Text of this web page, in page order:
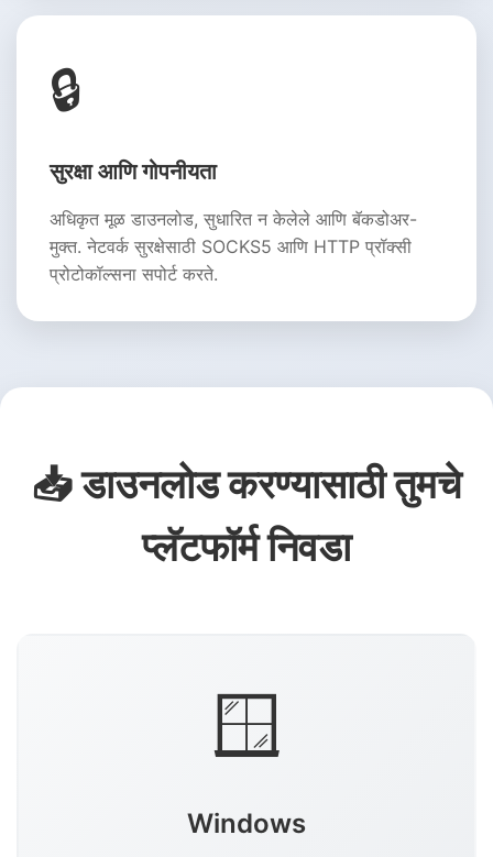
🔒
सुरक्षा आणि गोपनीयता
अधिकृत मूळ डाउनलोड, सुधारित न केलेले आणि बॅकडोअर-
मुक्त. नेटवर्क सुरक्षेसाठी SOCKS5 आणि HTTP प्रॉक्सी
प्रोटोकॉल्सना सपोर्ट करते.
📥 डाउनलोड करण्यासाठी तुमचे
प्लॅटफॉर्म निवडा
🪟
Windows